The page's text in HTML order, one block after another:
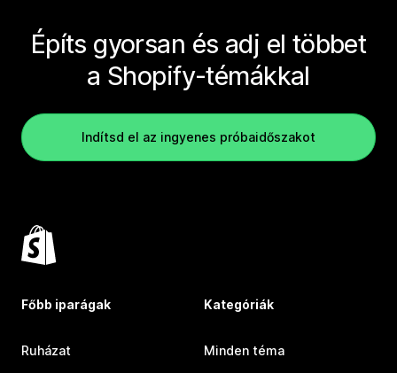
Építs gyorsan és adj el többet
a Shopify-témákkal
Indítsd el az ingyenes próbaidőszakot
Főbb iparágak
Ruházat
Kategóriák
Minden téma